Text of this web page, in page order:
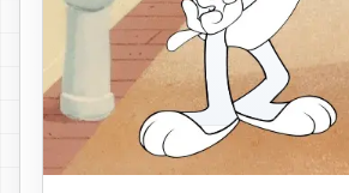
серая кожа